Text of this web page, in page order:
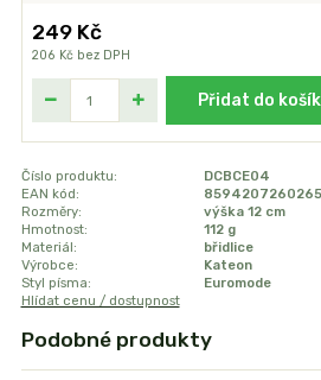
249 Kč
206 Kč bez DPH
Přidat do
Číslo produktu:
DCBCE04
EAN kód:
8594207260265
Rozměry:
výška 12 cm
Hmotnost:
112 g
Materiál:
břidlice
Výrobce:
Kateon
Styl písma:
Euromode
Hlídat cenu / dostupnost
Podobné produkty